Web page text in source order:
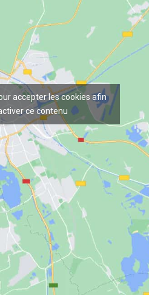
accepter les cookies afin
ce contenu